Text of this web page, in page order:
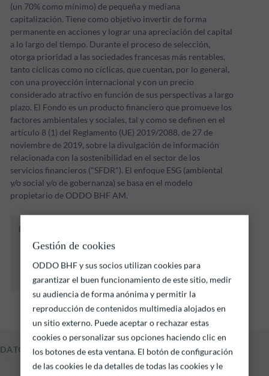
(un 70% como mínimo) de pequeña y mediana
capitalización. Tiene como objetivo invertir de forma
permanente en acciones y lograr una apreciación del capital
a lo largo del tiempo. Durante el proceso de selección,
otorga prioridad a las sociedades francesas más rentables,
tanto cíclicas como no cíclicas, que cuentan, por lo general,
con una proyección internacional y con un precio
considerado atractivo en función de sus perspectivas a largo
plazo. El Fondo es un producto financiero que promueve los
factores ambientales y sociales, tal y como se definen en el
artículo 8 (1) del Reglamento (UE) 2019/2088, de 27 de
noviembre de 2019, sobre la divulgación de información
relacionada con la sostenibilidad en el sector de los
servicios financieros ("SFDR"). El enfoque ESG (ambiental
y/o social y/o de gobernanza) se basa en el modelo
propietario de ODDO BHF AM.
un riesgo de pérdida de capital.
resultados futuros y no son constantes en el
tiempo
DATOS FUNDAMENTALES
Gestión de cookies
ODDO BHF y sus socios utilizan cookies para
garantizar el buen funcionamiento de este sitio, medir
su audiencia de forma anónima y permitir la
reproducción de contenidos multimedia alojados en
un sitio externo. Puede aceptar o rechazar estas
cookies o personalizar sus opciones haciendo clic en
los botones de esta ventana. El botón de configuración
de las cookies le da detalles de todas las cookies y le